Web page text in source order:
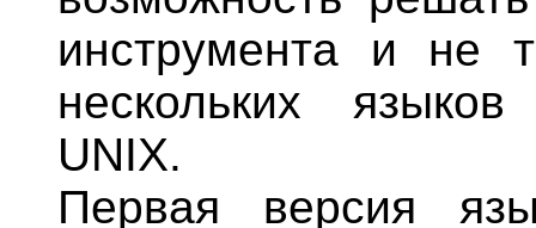
инструмента и не
нескольких
UNIX.
Первая версия